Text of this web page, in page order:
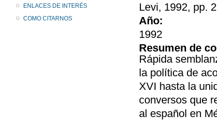
ENLACES DE INTERÉS
COMO CITARNOS
Levi, 1992, pp.
Año:
1992
Resumen de
Rápida
la política de
XVI hasta la
conversos que
al español en